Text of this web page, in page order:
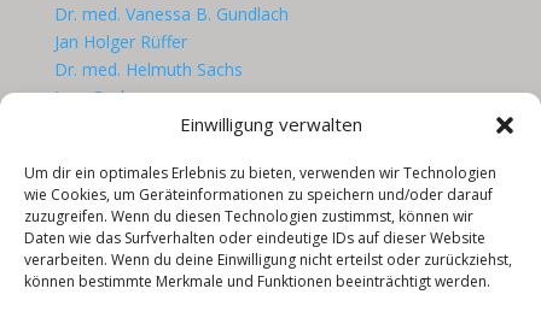
Einwilligung verwalten
Um dir ein optimales Erlebnis zu bieten, verwenden wir Technologien
wie Cookies, um Geräteinformationen zu speichern und/oder darauf
zuzugreifen. Wenn du diesen Technologien zustimmst, können wir
Daten wie das Surfverhalten oder eindeutige IDs auf dieser Website
verarbeiten. Wenn du deine Einwilligung nicht erteilst oder zurückziehst,
können bestimmte Merkmale und Funktionen beeinträchtigt werden.
Dr. med. Vanessa B. Gundlach
Jan Holger Rüffer
Dr. med. Helmuth Sachs
Lars Sachs
QUICKLINKS
HOME